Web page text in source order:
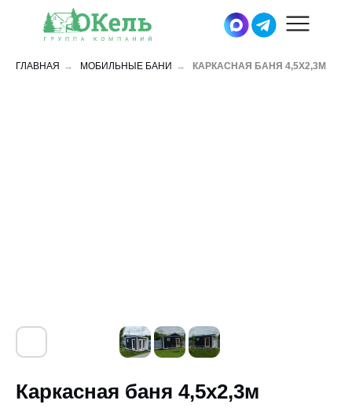
ГЛАВНАЯ → МОБИЛЬНЫЕ БАНИ → КАРКАСНАЯ БАНЯ 4,5Х2,3М
Каркасная баня 4,5х2,3м